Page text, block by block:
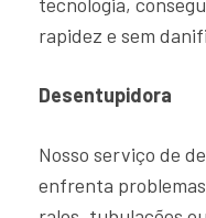
rapidez e sem
Desentupidora
Nosso serviço de
enfrenta